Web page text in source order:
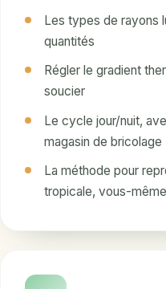
Les types de rayons
quantités
Régler le gradient
soucier
Le cycle jour/nuit,
magasin de bricolage
La méthode pour
tropicale, vous-même